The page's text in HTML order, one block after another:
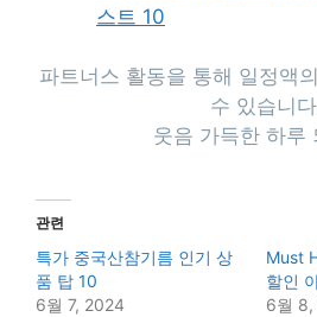
스트 10
파트너스 활동을 통해 일정액
수 있습니
웃음 가득한 하루
관련
특가 중국산참기름 인기 상
품 탑 10
6월 7, 2024
Must
할인
6월